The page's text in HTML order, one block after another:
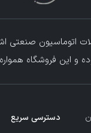
اتوماسیون صنعتی
و این فروشگاه
دسترسی سریع